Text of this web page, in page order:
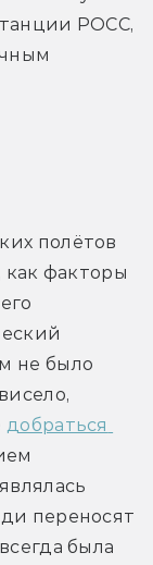
РОСС,
полётов
как факторы
не было
добраться
переносят
была